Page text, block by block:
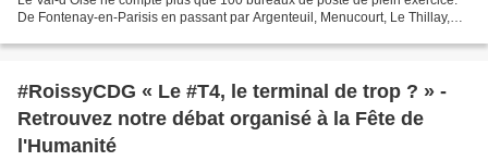
De Fontenay-en-Parisis en passant par Argenteuil, Menucourt, Le Thillay,
#RoissyCDG « Le #T4, le terminal de trop ? » -
Retrouvez notre débat organisé à la Fête de
l'Humanité